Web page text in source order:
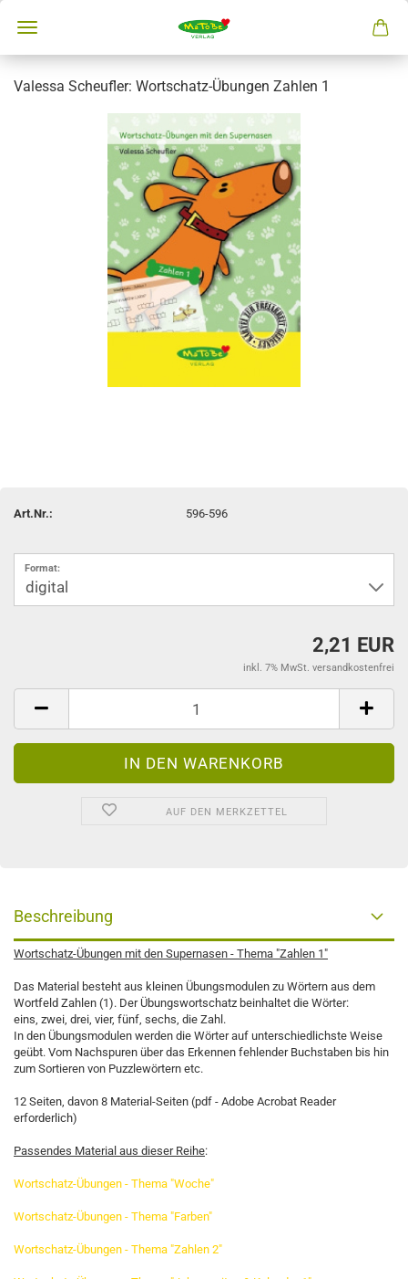
Valessa Scheufler: Wortschatz-Übungen Zahlen 1
Art.Nr.: 596-596
Format:
2,21 EUR
inkl. 7% MwSt. versandkostenfrei
AUF DEN MERKZETTEL
Beschreibung
Wortschatz-Übungen mit den Supernasen - Thema "Zahlen 1"
Das Material besteht aus kleinen Übungsmodulen zu Wörtern aus dem
Wortfeld Zahlen (1). Der Übungswortschatz beinhaltet die Wörter:
eins, zwei, drei, vier, fünf, sechs, die Zahl.
In den Übungsmodulen werden die Wörter auf unterschiedlichste Weise
geübt. Vom Nachspuren über das Erkennen fehlender Buchstaben bis hin
zum Sortieren von Puzzlewörtern etc.
12 Seiten, davon 8 Material-Seiten (pdf - Adobe Acrobat Reader
erforderlich)
Passendes Material aus dieser Reihe:
Wortschatz-Übungen - Thema "Woche"
Wortschatz-Übungen - Thema "Farben"
Wortschatz-Übungen - Thema "Zahlen 2"